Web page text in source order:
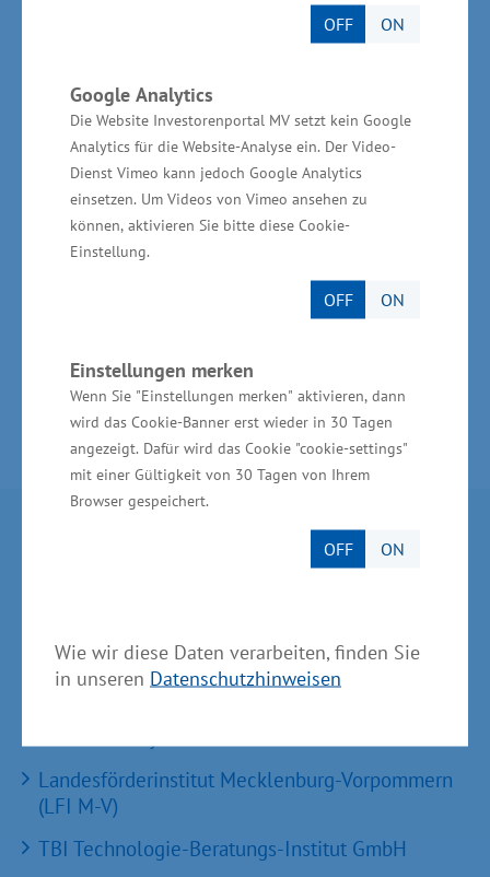
OFF ON
Google Analytics
Die Website Investorenportal MV setzt kein Google
Analytics für die Website-Analyse ein. Der Video-
Dienst Vimeo kann jedoch Google Analytics
einsetzen. Um Videos von Vimeo ansehen zu
können, aktivieren Sie bitte diese Cookie-
Einstellung.
OFF ON
Einstellungen merken
Wenn Sie "Einstellungen merken" aktivieren, dann
wird das Cookie-Banner erst wieder in 30 Tagen
angezeigt. Dafür wird das Cookie "cookie-settings"
mit einer Gültigkeit von 30 Tagen von Ihrem
Browser gespeichert.
OFF ON
Wie wir diese Daten verarbeiten, finden Sie
in unseren Datenschutzhinweisen
Energieministerkonferenz 2025
Als Gastgeber und Vorsitzland der kommenden
Energieministerkonferenz der Bundesländer
vom 21. bis 23. Mai 2025 in Rostock
Warnemünde wird Mecklenburg-Vorpommern
entscheidende politische Impulse für das
Gelingen der Energiewende setzen.
Invest in MV - Wirtschaftsfördergesellschaft des
Landes MV
Landesförderinstitut Mecklenburg-Vorpommern
(LFI M-V)
TBI Technologie-Beratungs-Institut GmbH